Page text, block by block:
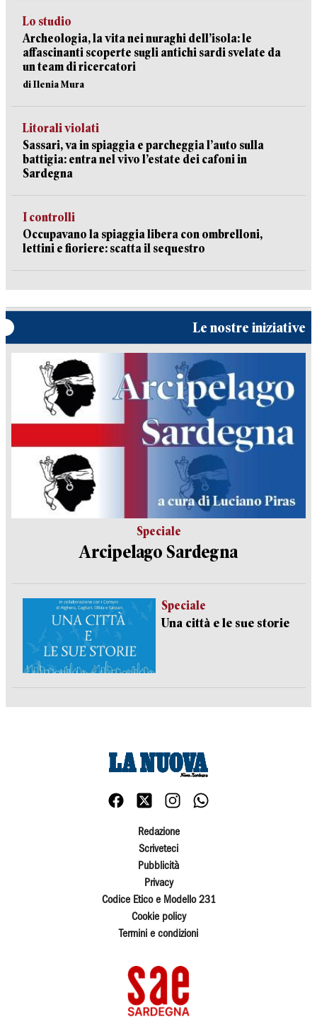
Lo studio
Archeologia, la vita nei nuraghi dell’isola: le
affascinanti scoperte sugli antichi sardi svelate da
un team di ricercatori
di Ilenia Mura
Litorali violati
Sassari, va in spiaggia e parcheggia l’auto sulla
battigia: entra nel vivo l’estate dei cafoni in
Sardegna
I controlli
Occupavano la spiaggia libera con ombrelloni,
lettini e fioriere: scatta il sequestro
Le nostre iniziative
Speciale
Arcipelago Sardegna
Speciale
Una città e le sue storie
Redazione
Scriveteci
Pubblicità
Privacy
Codice Etico e Modello 231
Cookie policy
Termini e condizioni